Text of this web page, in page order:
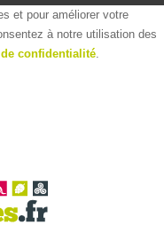
et pour améliorer votre
à notre utilisation des
confidentialité.